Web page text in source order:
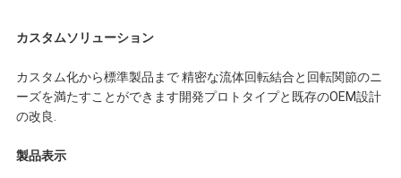
図
PRIVACY
カスタムソリューション
カスタム化から標準製品まで 精密な流体回転結合と回転関節のニ
ーズを満たすことができます開発プロトタイプと既存のOEM設計
の改良.
製品表示